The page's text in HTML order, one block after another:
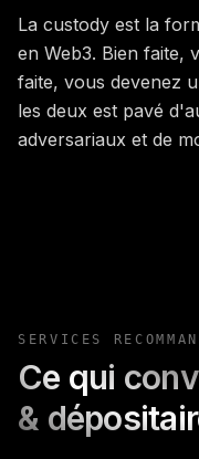
La custody est la
en Web3. Bien faite,
faite, vous devenez
les deux est pavé
adversariaux et de
SERVICES
Ce qui
&